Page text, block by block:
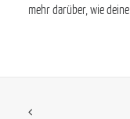
mehr darüber, wie